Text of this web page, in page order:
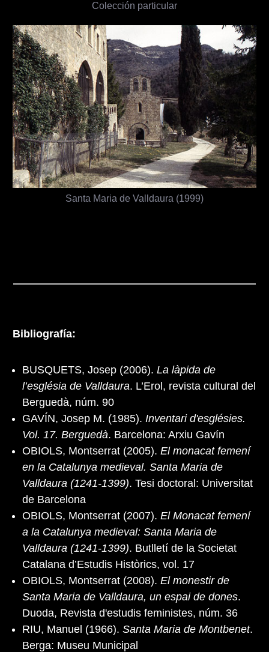
Colección particular
Santa Maria de Valldaura (1999)
Bibliografía:
BUSQUETS, Josep (2006). La làpida de
l’església de Valldaura. L’Erol, revista cultural del
Berguedà, núm. 90
GAVÍN, Josep M. (1985). Inventari d'esglésies.
Vol. 17. Berguedà. Barcelona: Arxiu Gavín
OBIOLS, Montserrat (2005). El monacat femení
en la Catalunya medieval. Santa Maria de
Valldaura (1241-1399). Tesi doctoral: Universitat
de Barcelona
OBIOLS, Montserrat (2007). El Monacat femení
a la Catalunya medieval: Santa Maria de
Valldaura (1241-1399). Butlletí de la Societat
Catalana d’Estudis Històrics, vol. 17
OBIOLS, Montserrat (2008). El monestir de
Santa Maria de Valldaura, un espai de dones.
Duoda, Revista d'estudis feministes, núm. 36
RIU, Manuel (1966). Santa Maria de Montbenet.
Berga: Museu Municipal